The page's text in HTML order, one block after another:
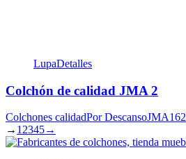
LupaDetalles
Colchón de calidad JMA 2
Colchones calidadPorDescansoJMA16
→ 1 2345→